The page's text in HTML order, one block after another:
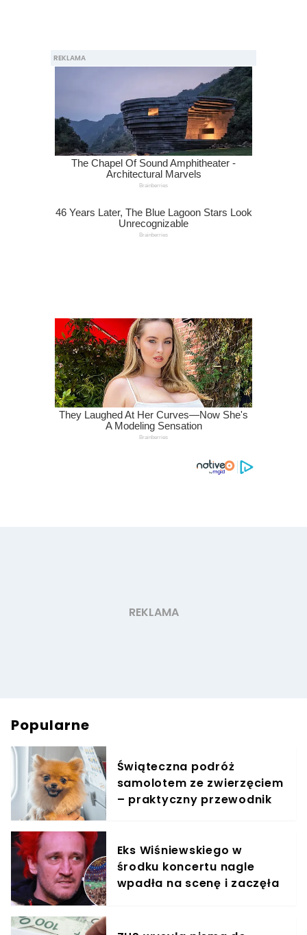
Popularne
Świąteczna podróż
samolotem ze zwierzęciem
– praktyczny przewodnik
Eks Wiśniewskiego w
środku koncertu nagle
wpadła na scenę i zaczęła